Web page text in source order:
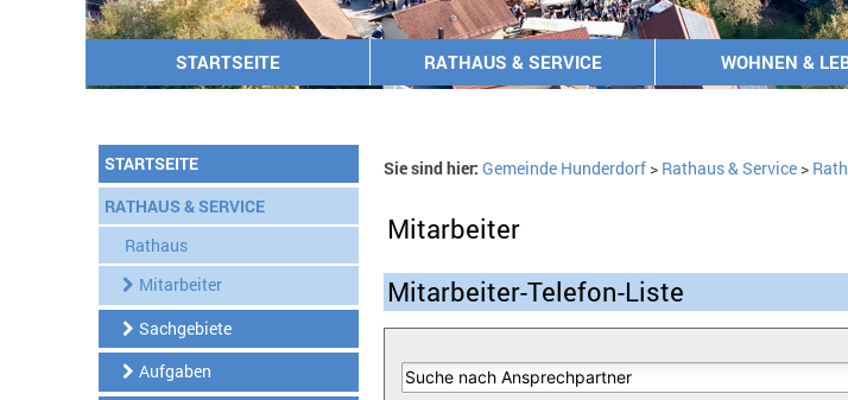
STARTSEITE RATHAUS & SERVICE WOHNEN &
STARTSEITE
RATHAUS & SERVICE
Rathaus
Mitarbeiter
Sachgebiete
Aufgaben
Sie sind hier: Gemeinde Hunderdorf> Rathaus & Service>
Mitarbeiter
Mitarbeiter-Telefon-Liste